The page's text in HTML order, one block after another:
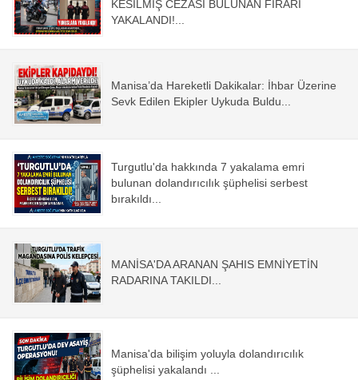
Magazin
Politika
Sağlık
Spor
Yerel
Foto Galeri
Video Galeri
KESİLMİŞ CEZASI BULUNAN FİRARİ
YAKALANDI!...
Manisa’da Hareketli Dakikalar: İhbar Üzerine
Sevk Edilen Ekipler Uykuda Buldu...
Turgutlu'da hakkında 7 yakalama emri
bulunan dolandırıcılık şüphelisi serbest
bırakıldı...
MANİSA'DA ARANAN ŞAHIS EMNİYETİN
RADARINA TAKILDI...
Manisa'da bilişim yoluyla dolandırıcılık
şüphelisi yakalandı ...